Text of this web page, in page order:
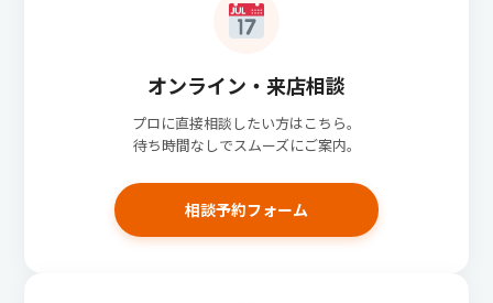
オンライン・来店相談
プロに直接相談したい方はこちら。
待ち時間なしでスムーズにご案内。
相談予約フォーム